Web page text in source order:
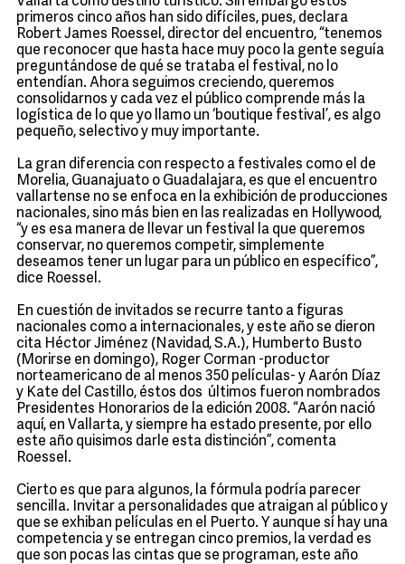
primeros cinco años han sido difíciles, pues, declara
Robert James Roessel, director del encuentro, “tenemos
que reconocer que hasta hace muy poco la gente seguía
preguntándose de qué se trataba el festival, no lo
entendían. Ahora seguimos creciendo, queremos
consolidarnos y cada vez el público comprende más la
logística de lo que yo llamo un ‘boutique festival’, es algo
pequeño, selectivo y muy importante.
La gran diferencia con respecto a festivales como el de
Morelia, Guanajuato o Guadalajara, es que el encuentro
vallartense no se enfoca en la exhibición de producciones
nacionales, sino más bien en las realizadas en Hollywood,
“y es esa manera de llevar un festival la que queremos
conservar, no queremos competir, simplemente
deseamos tener un lugar para un público en específico”,
dice Roessel.
En cuestión de invitados se recurre tanto a figuras
nacionales como a internacionales, y este año se dieron
cita Héctor Jiménez (Navidad, S.A.), Humberto Busto
(Morirse en domingo), Roger Corman -productor
norteamericano de al menos 350 películas- y Aarón Díaz
y Kate del Castillo, éstos dos últimos fueron nombrados
Presidentes Honorarios de la edición 2008. “Aarón nació
aquí, en Vallarta, y siempre ha estado presente, por ello
este año quisimos darle esta distinción”, comenta
Roessel.
Cierto es que para algunos, la fórmula podría parecer
sencilla. Invitar a personalidades que atraigan al público y
que se exhiban películas en el Puerto. Y aunque sí hay una
competencia y se entregan cinco premios, la verdad es
que son pocas las cintas que se programan, este año